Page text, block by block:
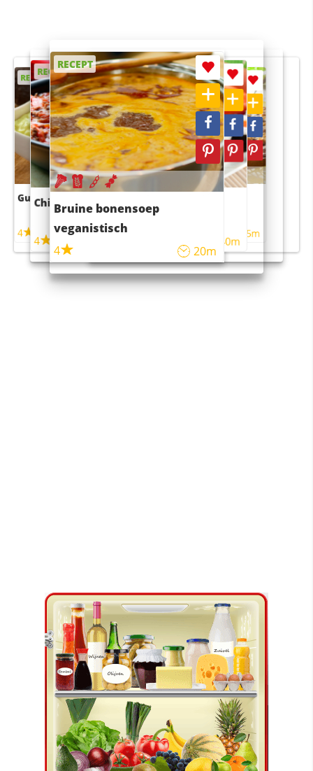
RECEPT
Guacamole
4
RECEPT
Chili con carne
4 45m
RECEPT
Bruine bonensoep
veganistisch
4
20m
RECEPT
Sushi rijstsalade
maaltijdsalade
40m
RECEPT
4 55m